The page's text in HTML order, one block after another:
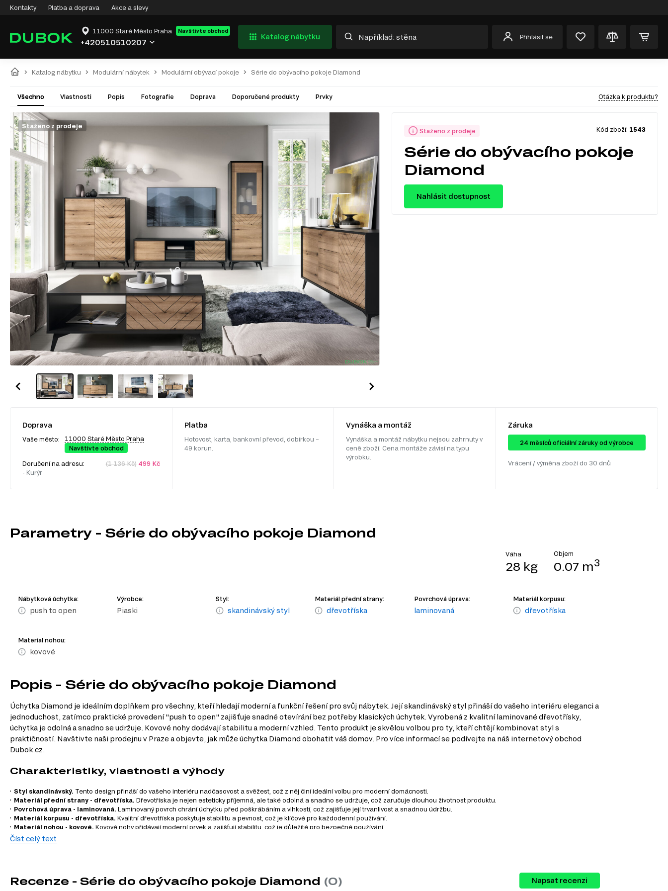
Kontakty Platba a doprava Akce a slevy
11000 Staré Město Praha Navštivte obchod
+420510510207
Katalog nábytku Přihlásit se
Katalog nábytku Modulární nábytek Modulární obývací pokoje Série do obývacího pokoje Diamond
Všechno Vlastnosti Popis Fotografie Doprava Doporučené produkty Prvky Otázka k produktu?
Staženo z prodeje
Staženo z prodeje Kód zboží: 1543
Série do obývacího pokoje
Diamond
Nahlásit dostupnost
Doprava
Vaše město:
11000 Staré Město Praha
Navštivte obchod
Doručení na adresu:
- Kurýr
(1 136 Kč)499 Kč
Platba
Hotovost, karta, bankovní převod, dobírkou –
49 korun.
Vynáška a montáž
Vynáška a montáž nábytku nejsou zahrnuty v
ceně zboží. Cena montáže závisí na typu
výrobku.
Záruka
24 ​​​​měsíců oficiální záruky od výrobce
Vrácení / výměna zboží do 30 dnů
Parametry - Série do obývacího pokoje Diamond
Váha
28 kg
Objem
0.07 m3
Nábytková úchytka:
push to open
Výrobce:
Piaski
Styl:
skandinávský styl
Materiál přední strany:
dřevotříska
Povrchová úprava:
laminovaná
Materiál korpusu:
dřevotříska
Material nohou:
kovové
Popis - Série do obývacího pokoje Diamond
Úchytka Diamond je ideálním doplňkem pro všechny, kteří hledají moderní a funkční řešení pro svůj nábytek. Její skandinávský styl přináší do vašeho interiéru eleganci a
jednoduchost, zatímco praktické provedení "push to open" zajišťuje snadné otevírání bez potřeby klasických úchytek. Vyrobená z kvalitní laminované dřevotřísky,
úchytka je odolná a snadno se udržuje. Kovové nohy dodávají stabilitu a moderní vzhled. Tento produkt je skvělou volbou pro ty, kteří chtějí kombinovat styl s
praktičností. Navštivte naši prodejnu v Praze a objevte, jak může úchytka Diamond obohatit váš domov. Pro více informací se podívejte na náš internetový obchod
Dubok.cz.
Charakteristiky, vlastnosti a výhody
Styl skandinávský. Tento design přináší do vašeho interiéru nadčasovost a svěžest, což z něj činí ideální volbu pro moderní domácnosti.
Materiál přední strany - dřevotříska. Dřevotříska je nejen esteticky příjemná, ale také odolná a snadno se udržuje, což zaručuje dlouhou životnost produktu.
Povrchová úprava - laminovaná. Laminovaný povrch chrání úchytku před poškrábáním a vlhkostí, což zajišťuje její trvanlivost a snadnou údržbu.
Materiál korpusu - dřevotříska. Kvalitní dřevotříska poskytuje stabilitu a pevnost, což je klíčové pro každodenní používání.
Materiál nohou - kovové. Kovové nohy přidávají moderní prvek a zajišťují stabilitu, což je důležité pro bezpečné používání.
Funkce "push to open".
Úchytka Diamond je součástí modulového systému, který se skládá z 11 různých produktů. Tento systém zahrnuje různé kategorie, které vám umožňují vytvořit
harmonický a stylový interiér:
Číst celý text
Recenze - Série do obývacího pokoje Diamond (0) Napsat recenzi